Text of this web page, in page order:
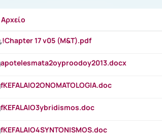
Αρχείο
!Chapter 17 v05 (Μ&Τ).pdf
apotelesmata2oyproodoy2013.docx
fKEFALAIO2ONOMATOLOGIA.doc
fKEFALAIO3ybridismos.doc
fKEFALAIO4SYNTONISMOS.doc